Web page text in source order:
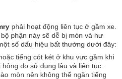
phải hoạt động liên tục ở gầm xe.
phận này sẽ dễ bị mòn và hư
số dấu hiệu bất thường dưới đây:
tiếng cót két ở khu vực gầm khi
do sử dụng lâu và liên tục.
mòn nên không thể ngăn tiếng